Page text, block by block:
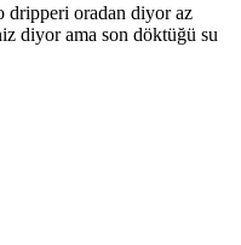
dripperi oradan diyor az
diyor ama son döktüğü su